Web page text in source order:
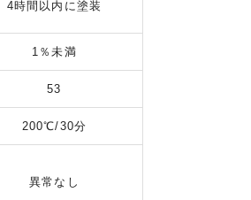
4時間以内に塗装
1％未満
53
200℃/30分
異常なし